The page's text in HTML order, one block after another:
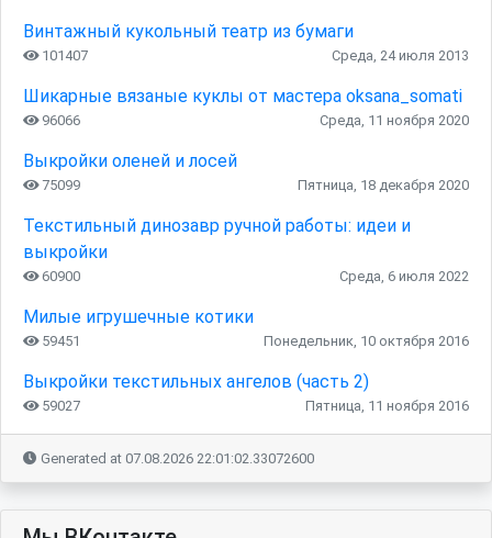
Винтажный кукольный театр из бумаги
101407 Среда, 24 июля 2013
Шикарные вязаные куклы от мастера oksana_somati
96066 Среда, 11 ноября 2020
Выкройки оленей и лосей
75099 Пятница, 18 декабря 2020
Текстильный динозавр ручной работы: идеи и
выкройки
60900 Среда, 6 июля 2022
Милые игрушечные котики
59451 Понедельник, 10 октября 2016
Выкройки текстильных ангелов (часть 2)
59027 Пятница, 11 ноября 2016
Generated at 07.08.2026 22:01:02.33072600